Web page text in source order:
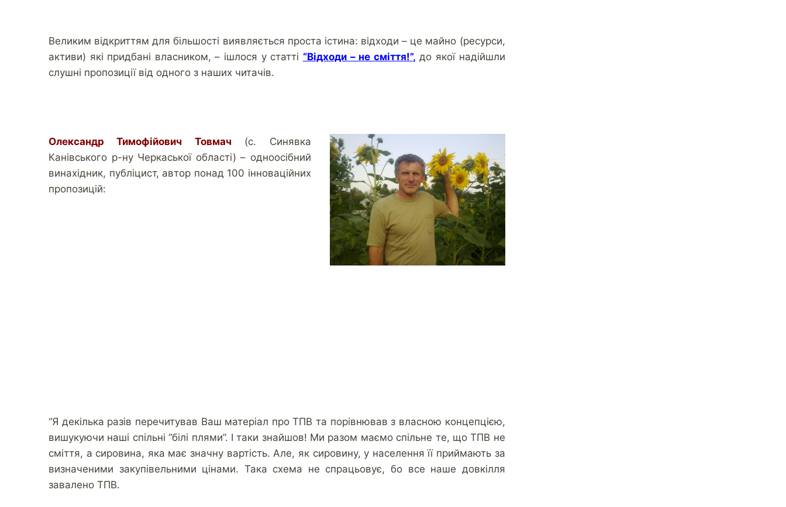
Великим відкриттям для більшості виявляється проста істина: відходи – це майно (ресурси,
активи) які придбані власником, – ішлося у статті “Відходи – не сміття!”, до якої надійшли
слушні пропозиції від одного з наших читачів.
Олександр Тимофійович Товмач (с. Синявка
Канівського р-ну Черкаської області) – одноосібний
винахідник, публіцист, автор понад 100 інноваційних
пропозицій:
“Я декілька разів перечитував Ваш матеріал про ТПВ та порівнював з власною концепцією,
вишукуючи наші спільні “білі плями”. І таки знайшов! Ми разом маємо спільне те, що ТПВ не
сміття, а сировина, яка має значну вартість. Але, як сировину, у населення її приймають за
визначеними закупівельними цінами. Така схема не спрацьовує, бо все наше довкілля
завалено ТПВ.